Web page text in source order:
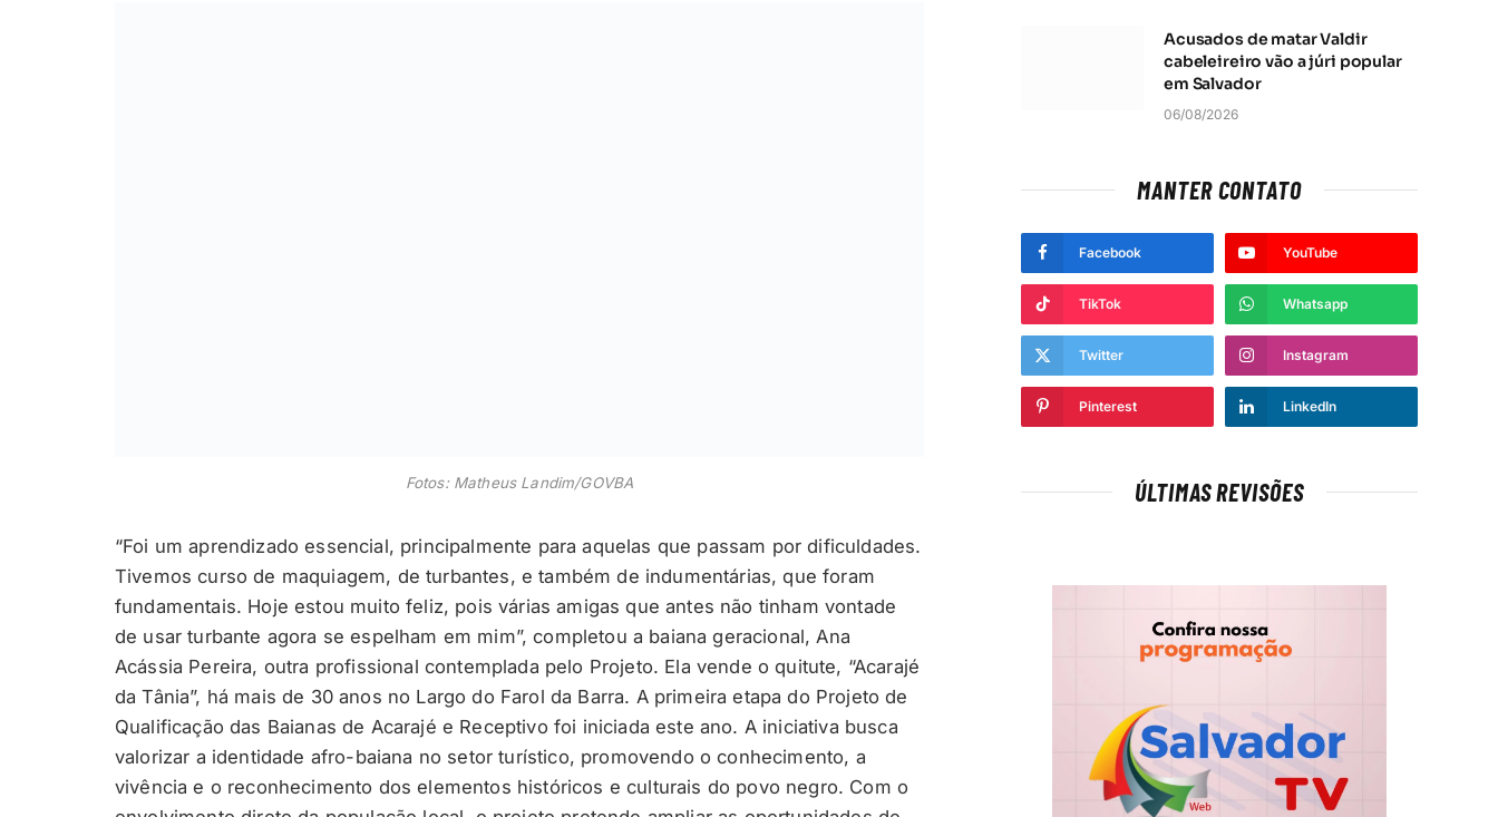
Fotos: Matheus Landim/GOVBA
“Foi um aprendizado essencial, principalmente para aquelas que passam por dificuldades.
Tivemos curso de maquiagem, de turbantes, e também de indumentárias, que foram
fundamentais. Hoje estou muito feliz, pois várias amigas que antes não tinham vontade
de usar turbante agora se espelham em mim”, completou a baiana geracional, Ana
Acássia Pereira, outra profissional contemplada pelo Projeto. Ela vende o quitute, “Acarajé
da Tânia”, há mais de 30 anos no Largo do Farol da Barra. A primeira etapa do Projeto de
Qualificação das Baianas de Acarajé e Receptivo foi iniciada este ano. A iniciativa busca
valorizar a identidade afro-baiana no setor turístico, promovendo o conhecimento, a
vivência e o reconhecimento dos elementos históricos e culturais do povo negro. Com o
Acusados de matar Valdir
cabeleireiro vão a júri popular
em Salvador
06/08/2026
MANTER CONTATO
Facebook YouTube
TikTok Whatsapp
Twitter Instagram
Pinterest LinkedIn
ÚLTIMAS REVISÕES